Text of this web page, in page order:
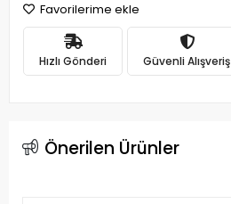
Favorilerime ekle
Hızlı Gönderi Güvenli Alışveriş
Önerilen Ürünler